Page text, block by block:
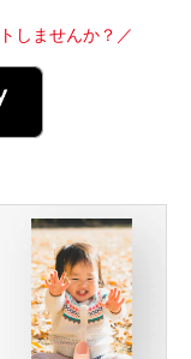
しませんか？／